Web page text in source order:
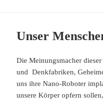
Unser
Die Meinungsmacher
und Denkfabriken,
uns ihre Nano-Roboter
unsere Körper opfern